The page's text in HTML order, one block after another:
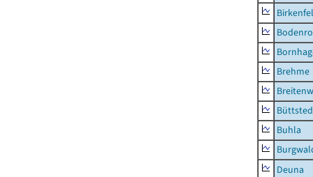
Brehme
Buhla
Deuna